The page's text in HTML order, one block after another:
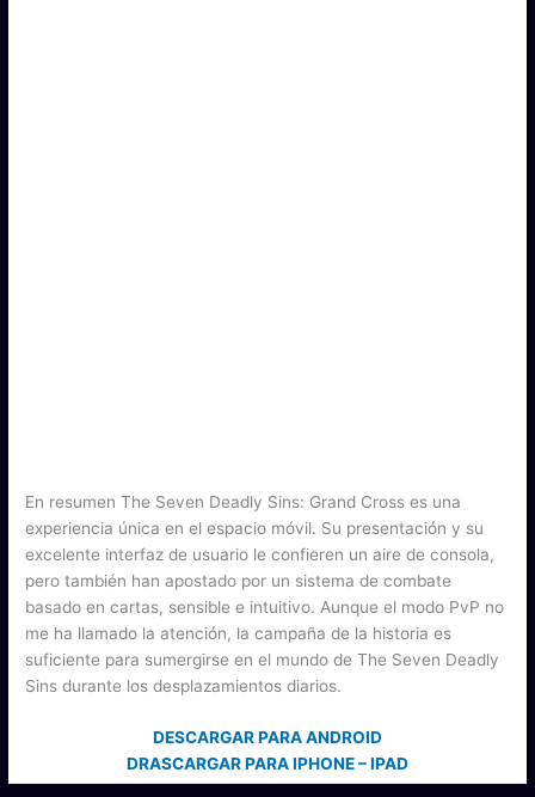
En resumen The Seven Deadly Sins: Grand Cross es una
experiencia única en el espacio móvil. Su presentación y su
excelente interfaz de usuario le confieren un aire de consola,
pero también han apostado por un sistema de combate
basado en cartas, sensible e intuitivo. Aunque el modo PvP no
me ha llamado la atención, la campaña de la historia es
suficiente para sumergirse en el mundo de The Seven Deadly
Sins durante los desplazamientos diarios.
DESCARGAR PARA ANDROID
DRASCARGAR PARA IPHONE – IPAD